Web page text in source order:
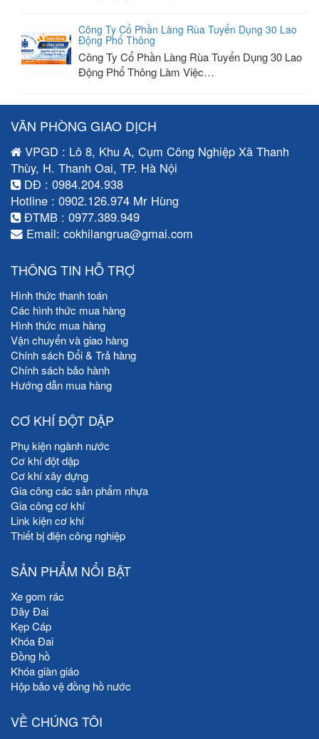
Công Ty Cổ Phần Làng Rùa Tuyển Dụng 30 Lao
Động Phổ Thông
Công Ty Cổ Phần Làng Rùa Tuyển Dụng 30 Lao
Động Phổ Thông Làm Việc…
VĂN PHÒNG GIAO DỊCH
VPGD : Lô 8, Khu A, Cụm Công Nghiệp Xã Thanh
Thùy, H. Thanh Oai, TP. Hà Nội
DĐ : 0984.204.938
Hotline : 0902.126.974 Mr Hùng
ĐTMB : 0977.389.949
Email: cokhilangrua@gmai.com
THÔNG TIN HỖ TRỢ
Hình thức thanh toán
Các hình thức mua hàng
Hình thức mua hàng
Vận chuyển và giao hàng
Chính sách Đổi & Trả hàng
Chính sách bảo hành
Hướng dẫn mua hàng
CƠ KHÍ ĐỘT DẬP
Phụ kiện ngành nước
Cơ khí đột dập
Cơ khí xây dựng
Gia công các sản phẩm nhựa
Gia công cơ khí
Link kiện cơ khí
Thiết bị điện công nghiệp
SẢN PHẨM NỔI BẬT
Xe gom rác
Dây Đai
Kẹp Cáp
Khóa Đai
Đồng hồ
Khóa giàn giáo
Hộp bảo vệ đồng hồ nước
VỀ CHÚNG TÔI